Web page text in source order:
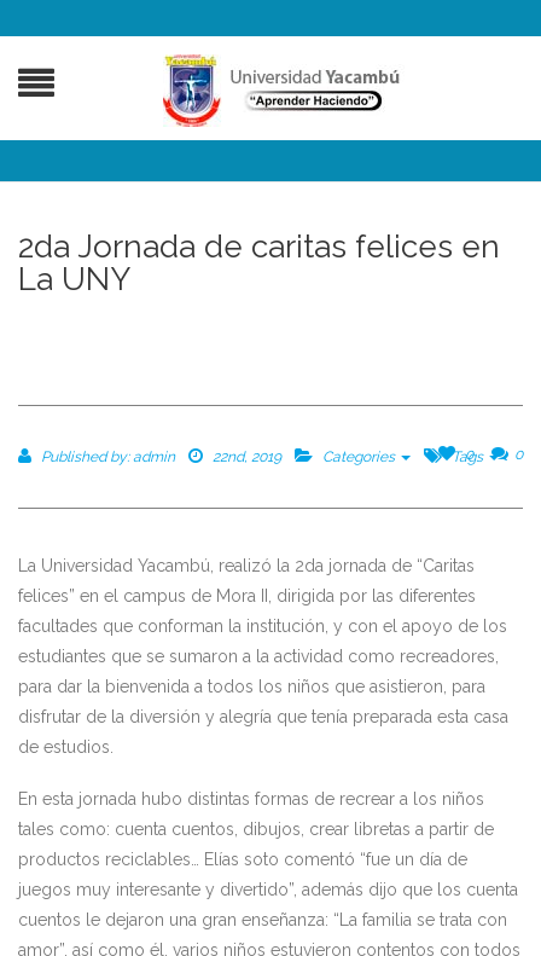
2da Jornada de caritas felices en
La UNY
Published by:admin 22nd, 2019 Categories Tags 0
0
La Universidad Yacambú, realizó la 2da jornada de “Caritas
felices” en el campus de Mora II, dirigida por las diferentes
facultades que conforman la institución, y con el apoyo de los
estudiantes que se sumaron a la actividad como recreadores,
para dar la bienvenida a todos los niños que asistieron, para
disfrutar de la diversión y alegría que tenía preparada esta casa
de estudios.
En esta jornada hubo distintas formas de recrear a los niños
tales como: cuenta cuentos, dibujos, crear libretas a partir de
productos reciclables… Elías soto comentó “fue un día de
juegos muy interesante y divertido”, además dijo que los cuenta
cuentos le dejaron una gran enseñanza: “La familia se trata con
amor”, así como él, varios niños estuvieron contentos con todos